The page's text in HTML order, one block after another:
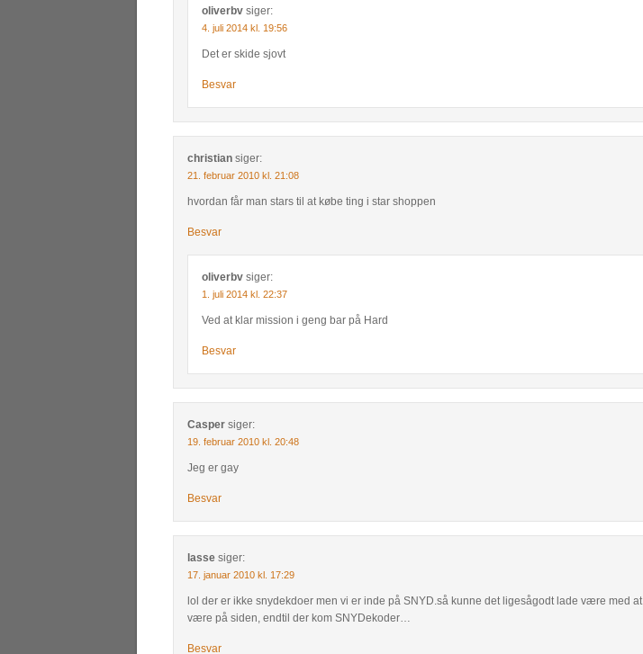
oliverbv siger:
4. juli 2014 kl. 19:56
Det er skide sjovt
Besvar
christian siger:
21. februar 2010 kl. 21:08
hvordan får man stars til at købe ting i star shoppen
Besvar
oliverbv siger:
1. juli 2014 kl. 22:37
Ved at klar mission i geng bar på Hard
Besvar
Casper siger:
19. februar 2010 kl. 20:48
Jeg er gay
Besvar
lasse siger:
17. januar 2010 kl. 17:29
lol der er ikke snydekdoer men vi er inde på SNYD.så kunne det ligesågodt lade være med at
være på siden, endtil der kom SNYDekoder…
Besvar